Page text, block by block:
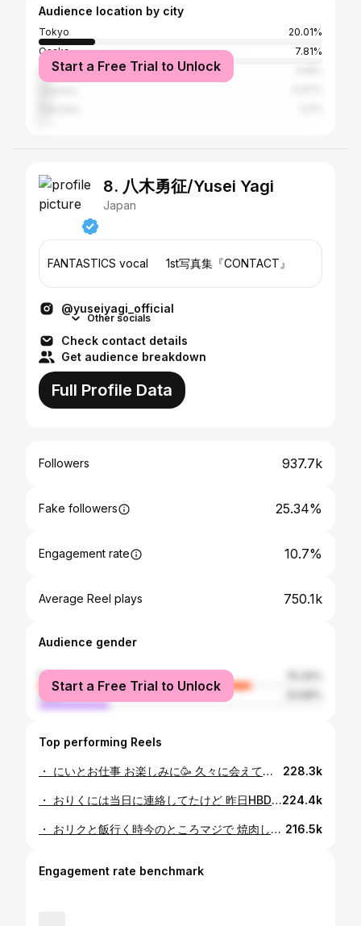
Audience location by city
Tokyo
20.01%
Osaka
7.81%
Nagoya
Start a Free Trial to Unlock
8. 八木勇征/Yusei Yagi
Japan
FANTASTICS vocal 1st写真集『CONTACT』
@yuseiyagi_official
Other socials
Check contact details
Get audience breakdown
Full Profile Data
Followers 937.7k
Fake followers 25.34%
Engagement rate 10.7%
Average Reel plays 750.1k
Audience gender
female
male
Start a Free Trial to Unlock
Top performing Reels
・ にいとお仕事 お楽しみに🥳 久々に会えて沁み沁み 228.3k
・ おりくには当日に連絡してたけど 昨日HBDでした👦 早いもので26 何気に2人で最近夢の国へ🐭 本当におめでとう🍰 これからもよろしゅうね😚224.4k
・ おリクと飯行く時今のところマジで 焼肉しか行ってない🐮笑 この前🎁渡せたので満足👦 #写真がほぼほぼブレている 216.5k
Engagement rate benchmark